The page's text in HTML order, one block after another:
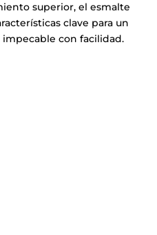
superior, el esmalte
clave para un
con facilidad.